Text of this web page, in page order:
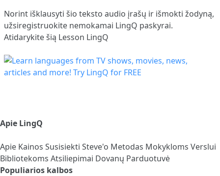
Norint išklausyti šio teksto audio įrašų ir išmokti žodyną,
užsiregistruokite nemokamai LingQ paskyrai.
Atidarykite šią Lesson LingQ
Apie LingQ
Apie Kainos Susisiekti Steve'o Metodas Mokykloms Verslui
Bibliotekoms Atsiliepimai Dovanų Parduotuvė
Populiarios kalbos